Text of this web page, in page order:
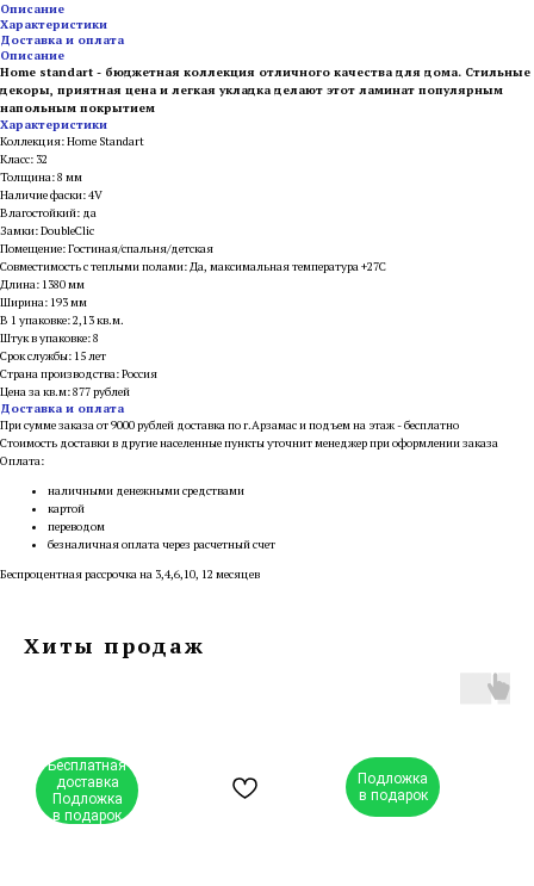
Описание
Характеристики
Доставка и оплата
Описание
Home standart - бюджетная коллекция отличного качества для дома. Стильные
декоры, приятная цена и легкая укладка делают этот ламинат популярным
напольным покрытием
Характеристики
Коллекция: Home Standart
Класс: 32
Толщина: 8 мм
Наличие фаски: 4V
Влагостойкий: да
Замки: DoubleClic
Помещение: Гостиная/спальня/детская
Совместимость с теплыми полами: Да, максимальная температура +27С
Длина: 1380 мм
Ширина: 193 мм
В 1 упаковке: 2,13 кв.м.
Штук в упаковке: 8
Срок службы: 15 лет
Страна производства: Россия
Цена за кв.м: 877 рублей
Доставка и оплата
При сумме заказа от 9000 рублей доставка по г.Арзамас и подъем на этаж - бесплатно
Стоимость доставки в другие населенные пункты уточнит менеджер при оформлении заказа
Оплата:
наличными денежными средствами
картой
переводом
безналичная оплата через расчетный счет
Беспроцентная рассрочка на 3,4,6,10, 12 месяцев
Хиты продаж
Бесплатная
доставка
Подложка
в подарок
Подложка
в подарок